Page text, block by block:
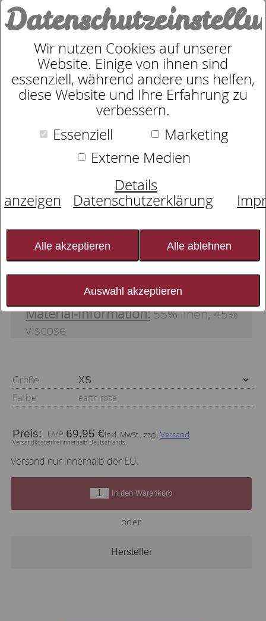
0
Essenza Nela Uni Earth rose
Lange Hose XS
Essenza Nela Uni Lange Hose
Material-Information:55% linen, 45%
viscose
Größe
Farbe
earth rose
Preis: 69,95 €inkl. MwSt., zzgl. Versand
Versandkostenfrei innerhalb Deutschlands.
Versand nur innerhalb der EU.
In den Warenkorb
oder
Hersteller
Wir nutzen Cookies auf unserer
Website. Einige von ihnen sind
essenziell, während andere uns helfen,
diese Website und Ihre Erfahrung zu
verbessern.
Essenziell
Marketing
Externe Medien
Details
anzeigen
Datenschutzerklärung
Alle akzeptieren Alle ablehnen
Auswahl akzeptieren